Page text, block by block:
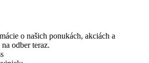
o našich ponukách, akciách a
odber teraz.